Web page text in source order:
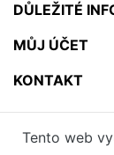
DŮLEŽITÉ
MŮJ ÚČET
KONTAKT
Tento web